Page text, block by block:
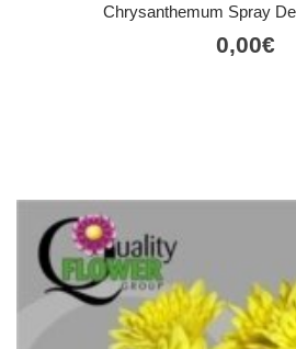
Chrysanthemum Spray
0,00€